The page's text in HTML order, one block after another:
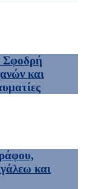
Σφοδρή
και
και